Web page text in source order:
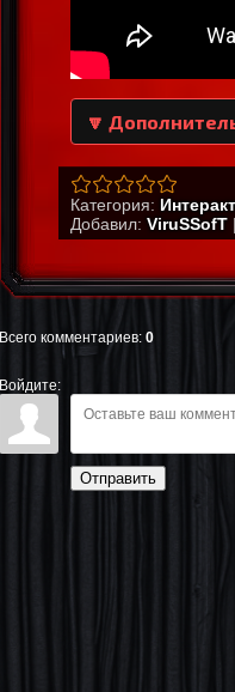
🔽
Категория:
Добавил: ViruSSofT |
Всего комментариев: 0
Войдите:
Отправить